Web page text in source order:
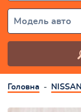
Модель авто
Головна NISSAN